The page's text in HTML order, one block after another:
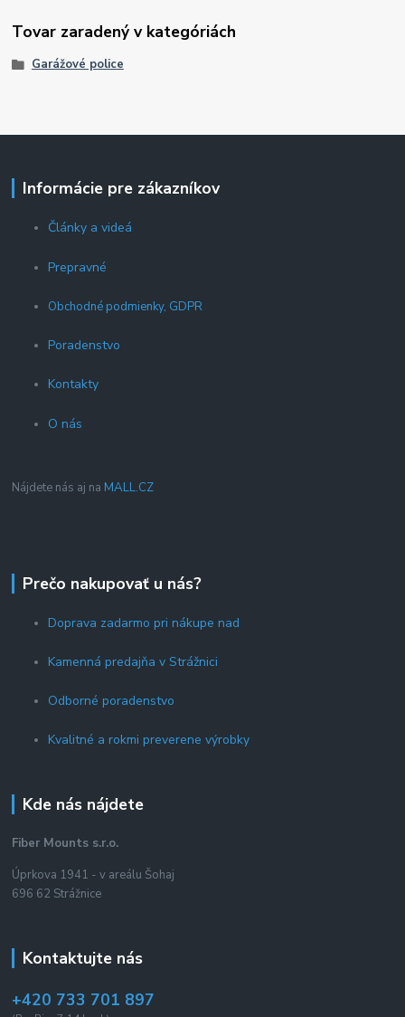
Tovar zaradený v kategóriách
Garážové police
Informácie pre zákazníkov
Články a videá
Prepravné
Obchodné podmienky, GDPR
Poradenstvo
Kontakty
O nás
Nájdete nás aj na MALL.CZ
Prečo nakupovať u nás?
Doprava zadarmo pri nákupe nad
Kamenná predajňa v Strážnici
Odborné poradenstvo
Kvalitné a rokmi preverene výrobky
Kde nás nájdete
Fiber Mounts s.r.o.
Úprkova 1941 - v areálu Šohaj
696 62 Strážnice
Kontaktujte nás
+420 733 701 897